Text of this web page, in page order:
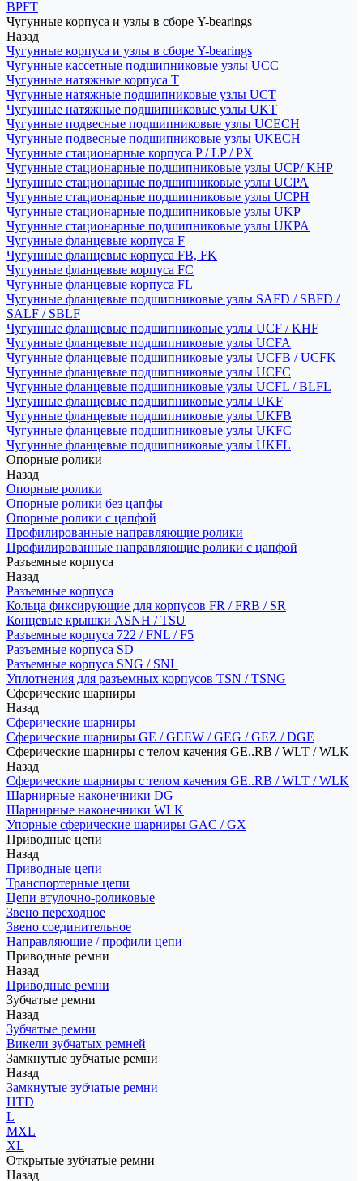
BPFT
Чугунные корпуса и узлы в сборе Y-bearings
Назад
Чугунные корпуса и узлы в сборе Y-bearings
Чугунные кассетные подшипниковые узлы UCC
Чугунные натяжные корпуса T
Чугунные натяжные подшипниковые узлы UCT
Чугунные натяжные подшипниковые узлы UKT
Чугунные подвесные подшипниковые узлы UCECH
Чугунные подвесные подшипниковые узлы UKECH
Чугунные стационарные корпуса P / LP / PX
Чугунные стационарные подшипниковые узлы UCP/ KHP
Чугунные стационарные подшипниковые узлы UCPA
Чугунные стационарные подшипниковые узлы UCPH
Чугунные стационарные подшипниковые узлы UKP
Чугунные стационарные подшипниковые узлы UKPA
Чугунные фланцевые корпуса F
Чугунные фланцевые корпуса FB, FK
Чугунные фланцевые корпуса FC
Чугунные фланцевые корпуса FL
Чугунные фланцевые подшипниковые узлы SAFD / SBFD /
SALF / SBLF
Чугунные фланцевые подшипниковые узлы UCF / KHF
Чугунные фланцевые подшипниковые узлы UCFA
Чугунные фланцевые подшипниковые узлы UCFB / UCFK
Чугунные фланцевые подшипниковые узлы UCFC
Чугунные фланцевые подшипниковые узлы UCFL / BLFL
Чугунные фланцевые подшипниковые узлы UKF
Чугунные фланцевые подшипниковые узлы UKFB
Чугунные фланцевые подшипниковые узлы UKFC
Чугунные фланцевые подшипниковые узлы UKFL
Опорные ролики
Назад
Опорные ролики
Опорные ролики без цапфы
Опорные ролики с цапфой
Профилированные направляющие ролики
Профилированные направляющие ролики с цапфой
Разъемные корпуса
Назад
Разъемные корпуса
Кольца фиксирующие для корпусов FR / FRB / SR
Концевые крышки ASNH / TSU
Разъемные корпуса 722 / FNL / F5
Разъемные корпуса SD
Разъемные корпуса SNG / SNL
Уплотнения для разъемных корпусов TSN / TSNG
Сферические шарниры
Назад
Сферические шарниры
Сферические шарниры GE / GEEW / GEG / GEZ / DGE
Сферические шарниры с телом качения GE..RB / WLT / WLK
Назад
Сферические шарниры с телом качения GE..RB / WLT / WLK
Шарнирные наконечники DG
Шарнирные наконечники WLK
Упорные сферические шарниры GAC / GX
Приводные цепи
Назад
Приводные цепи
Транспортерные цепи
Цепи втулочно-роликовые
Звено переходное
Звено соединительное
Направляющие / профили цепи
Приводные ремни
Назад
Приводные ремни
Зубчатые ремни
Назад
Зубчатые ремни
Викели зубчатых ремней
Замкнутые зубчатые ремни
Назад
Замкнутые зубчатые ремни
HTD
L
MXL
XL
Открытые зубчатые ремни
Назад